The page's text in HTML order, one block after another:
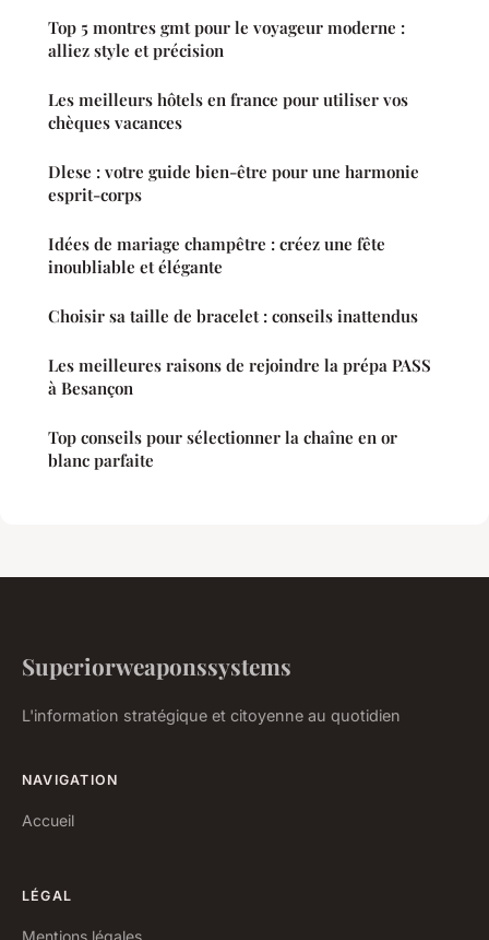
Top 5 montres gmt pour le voyageur moderne :
alliez style et précision
Les meilleurs hôtels en france pour utiliser vos
chèques vacances
Dlese : votre guide bien-être pour une harmonie
esprit-corps
Idées de mariage champêtre : créez une fête
inoubliable et élégante
Choisir sa taille de bracelet : conseils inattendus
Les meilleures raisons de rejoindre la prépa PASS
à Besançon
Top conseils pour sélectionner la chaîne en or
blanc parfaite
Superiorweaponssystems
L'information stratégique et citoyenne au quotidien
NAVIGATION
Accueil
LÉGAL
Mentions légales